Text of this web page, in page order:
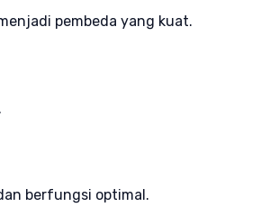
pembeda yang kuat.
berfungsi optimal.